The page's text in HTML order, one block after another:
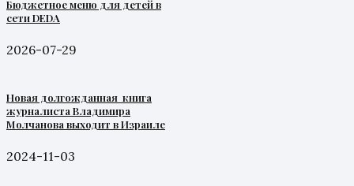
Бюджетное меню для детей в
сети DEDA
2026-07-29
Новая долгожданная книга
журналиста Владимира
Молчанова выходит в Израиле
2024-11-03